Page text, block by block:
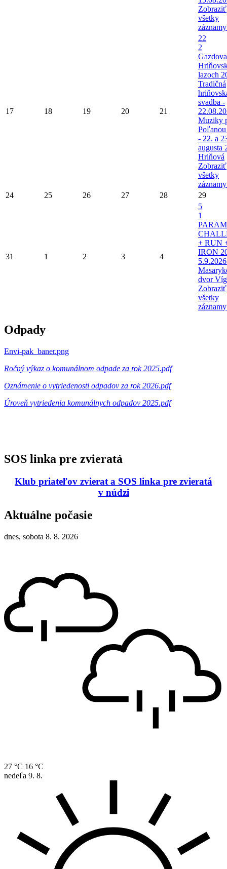
Zobraziť
všetky
17 18 19 20 21
22
2
lazoch
Tradičná
svadba -
Muziky
- 22. a
augusta
Hriňová
Zobraziť
všetky
24
25 26 27 28 29
31 1 2 3 4
5
1
+ RUN
IRON
dvor
Zobraziť
všetky
Odpady
Envi-pak_baner.png
Ročný výkaz o komunálnom odpade za rok 2025.pdf
Oznámenie o vytriedenosti odpadov za rok 2026.pdf
Úroveň vytriedenia komunálnych odpadov 2025.pdf
SOS linka pre zvieratá
Klub priateľov zvierat a SOS linka pre zvieratá
v núdzi
Aktuálne počasie
dnes, sobota 8. 8. 2026
27 °C 16 °C
nedeľa 9. 8.